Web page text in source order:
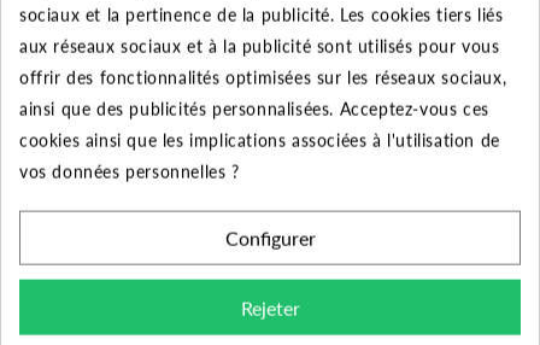
- Voyant rouge alarme
-Alarme sonore
-
Contact sec de report alarme : 230V – 0,5 A
-Bornier pour télécommande (flotteur)
Fonctionne en 230 V monophasé. Cordon
d’alimentation de 1,5 m et prise mâle
-Pile 9V.
sociaux et la pertinence de la publicité. Les cookies tiers liés
aux réseaux sociaux et à la publicité sont utilisés pour vous
offrir des fonctionnalités optimisées sur les réseaux sociaux,
ainsi que des publicités personnalisées. Acceptez-vous ces
cookies ainsi que les implications associées à l'utilisation de
vos données personnelles ?
Configurer
Rejeter